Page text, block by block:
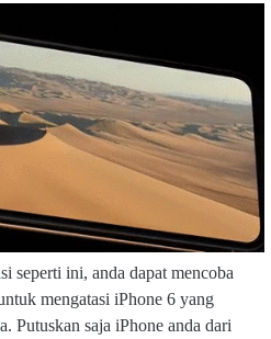
seperti ini, anda dapat mencoba
mengatasi iPhone 6 yang
Putuskan saja iPhone anda dari